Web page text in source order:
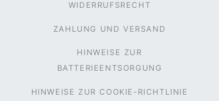
WIDERRUFSRECHT
ZAHLUNG UND VERSAND
HINWEISE ZUR
BATTERIEENTSORGUNG
HINWEISE ZUR COOKIE-RICHTLINIE